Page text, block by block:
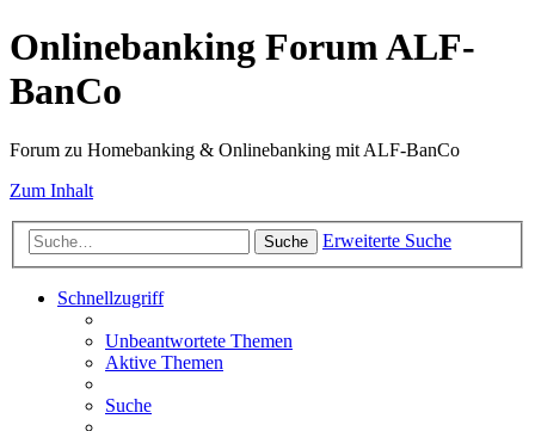
Onlinebanking Forum ALF-
BanCo
Forum zu Homebanking & Onlinebanking mit ALF-BanCo
Zum Inhalt
Suche Erweiterte Suche
Schnellzugriff
Unbeantwortete Themen
Aktive Themen
Suche